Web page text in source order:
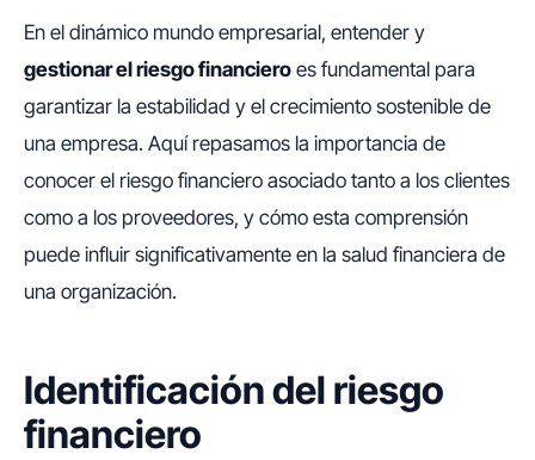
En el dinámico mundo empresarial, entender y
gestionar el riesgo financiero es fundamental para
garantizar la estabilidad y el crecimiento sostenible de
una empresa. Aquí repasamos la importancia de
conocer el riesgo financiero asociado tanto a los clientes
como a los proveedores, y cómo esta comprensión
puede influir significativamente en la salud financiera de
una organización.
Identificación del riesgo
financiero